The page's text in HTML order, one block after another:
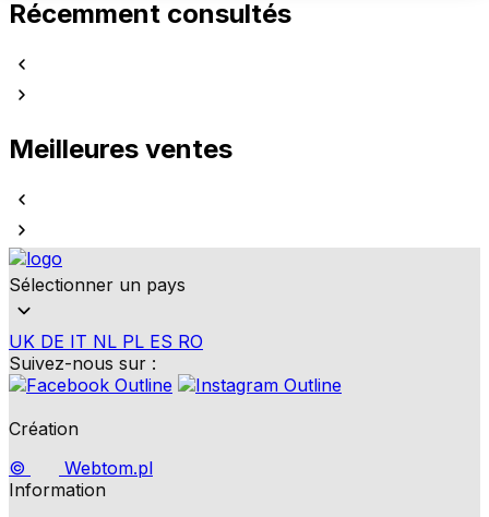
Récemment consultés
Meilleures ventes
Sélectionner un pays
UK DE IT NL PL ES RO
Suivez-nous sur :
Création
©
Webtom.pl
Information